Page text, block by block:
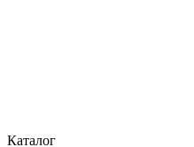
Каталог